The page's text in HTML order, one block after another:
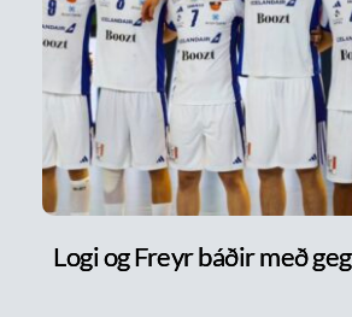
Logi og Freyr báðir með